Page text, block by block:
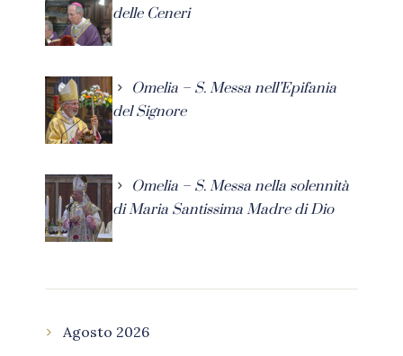
delle Ceneri
Omelia – S. Messa nell’Epifania
del Signore
Omelia – S. Messa nella solennità
di Maria Santissima Madre di Dio
Agosto 2026